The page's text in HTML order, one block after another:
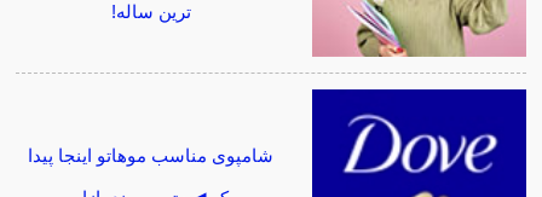
ترین ساله!
شامپوی مناسب موهاتو اینجا پیدا